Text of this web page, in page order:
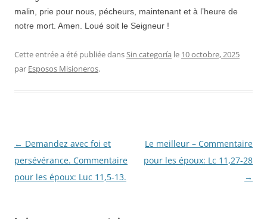
malin, prie pour nous, pécheurs, maintenant et à l’heure de
notre mort. Amen. Loué soit le Seigneur !
Cette entrée a été publiée dansSin categoría le 10 octobre, 2025
par Esposos Misioneros.
Navigation
des
articles
← Demandez avec foi et
persévérance. Commentaire
pour les époux: Luc 11,5-13.
Le meilleur – Commentaire
pour les époux: Lc 11,27-28
→